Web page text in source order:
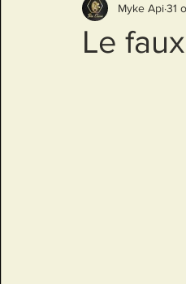
Le
Myke Api31